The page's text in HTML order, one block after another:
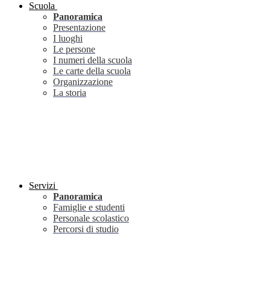
Scuola
Panoramica
Presentazione
I luoghi
Le persone
I numeri della scuola
Le carte della scuola
Organizzazione
La storia
Servizi
Panoramica
Famiglie e studenti
Personale scolastico
Percorsi di studio